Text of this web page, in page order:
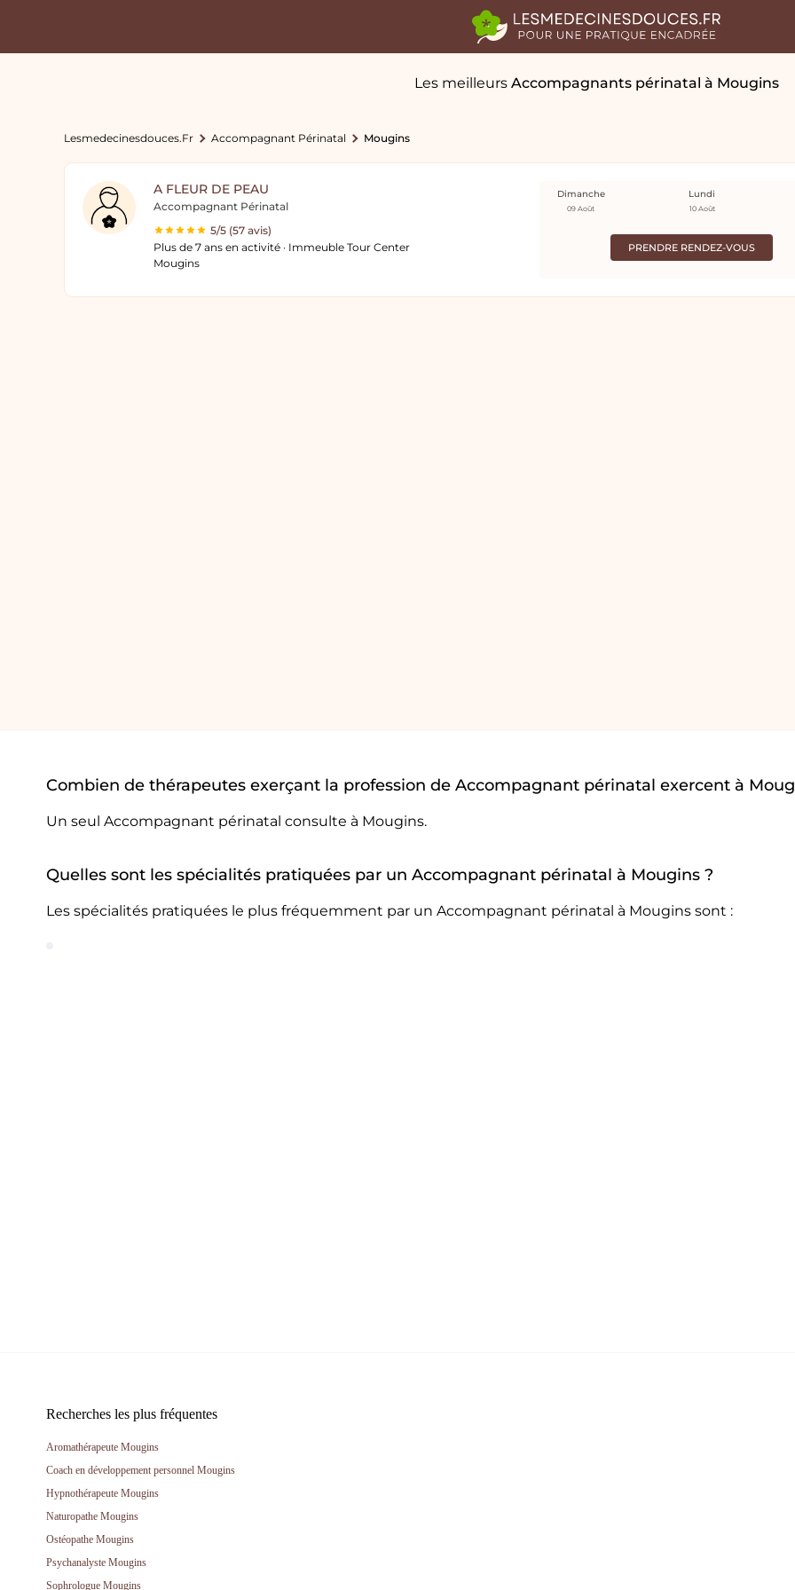
Les meilleurs Accompagnants périnatal à Mougins
Lesmedecinesdouces.fr Accompagnant Périnatal Mougins
A FLEUR DE PEAU
Accompagnant Périnatal
5/5 (57 avis)
Plus de 7 ans en activité · Immeuble Tour Center
Mougins
PRENDRE RENDEZ-VOUS
Dimanche
09 Août
Lundi
10 Août
Combien de thérapeutes exerçant la profession de Accompagnant périnatal exercent à
Un seul Accompagnant périnatal consulte à Mougins.
Quelles sont les spécialités pratiquées par un Accompagnant périnatal à Mougins ?
Les spécialités pratiquées le plus fréquemment par un Accompagnant périnatal à Mougins sont :
Recherches les plus fréquentes
Aromathérapeute Mougins
Coach en développement personnel Mougins
Hypnothérapeute Mougins
Naturopathe Mougins
Ostéopathe Mougins
Psychanalyste Mougins
Sophrologue Mougins